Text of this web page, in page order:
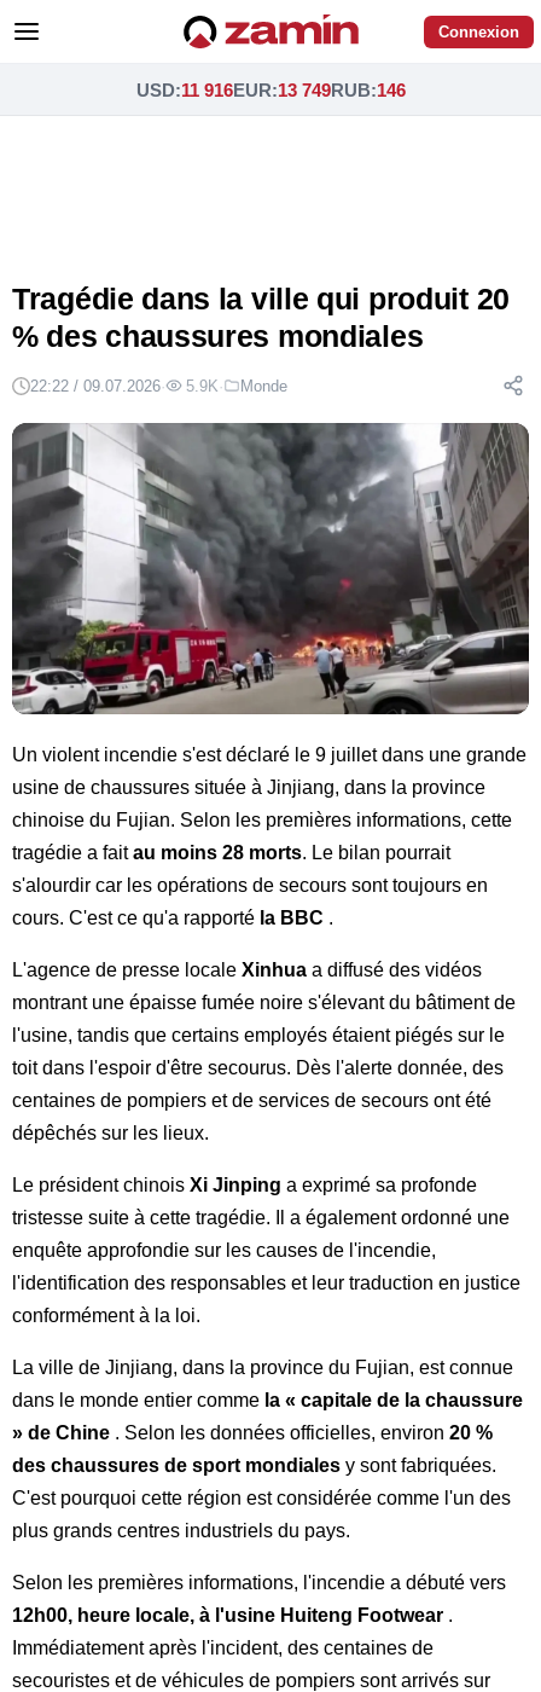
Connexion
USD:11 916EUR:13 749RUB:146
Tragédie dans la ville qui produit 20
% des chaussures mondiales
22:22 / 09.07.2026· 5.9K· Monde
Un violent incendie s'est déclaré le 9 juillet dans une grande
usine de chaussures située à Jinjiang, dans la province
chinoise du Fujian. Selon les premières informations, cette
tragédie a faitau moins 28 morts. Le bilan pourrait
s'alourdir car les opérations de secours sont toujours en
cours. C'est ce qu'a rapporté la BBC .
L'agence de presse locale Xinhua a diffusé des vidéos
montrant une épaisse fumée noire s'élevant du bâtiment de
l'usine, tandis que certains employés étaient piégés sur le
toit dans l'espoir d'être secourus. Dès l'alerte donnée, des
centaines de pompiers et de services de secours ont été
dépêchés sur les lieux.
Le président chinois Xi Jinping a exprimé sa profonde
tristesse suite à cette tragédie. Il a également ordonné une
enquête approfondie sur les causes de l'incendie,
l'identification des responsables et leur traduction en justice
conformément à la loi.
La ville de Jinjiang, dans la province du Fujian, est connue
dans le monde entier comme la « capitale de la chaussure
» de Chine . Selon les données officielles, environ 20 %
des chaussures de sport mondiales y sont fabriquées.
C'est pourquoi cette région est considérée comme l'un des
plus grands centres industriels du pays.
Selon les premières informations, l'incendie a débuté vers
12h00, heure locale, à l'usine Huiteng Footwear .
Immédiatement après l'incident, des centaines de
secouristes et de véhicules de pompiers sont arrivés sur